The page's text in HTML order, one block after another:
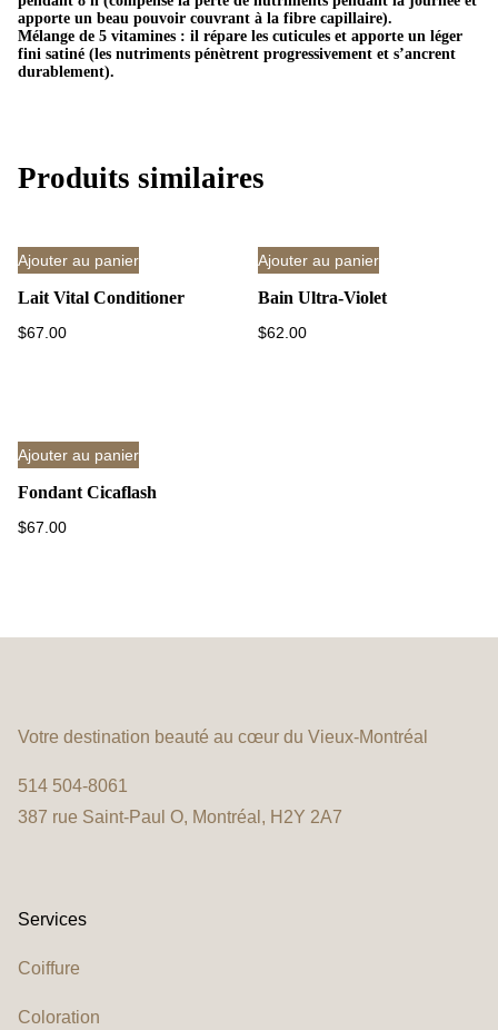
apporte un beau pouvoir couvrant à la fibre capillaire).
Mélange de 5 vitamines : il répare les cuticules et apporte un léger
fini satiné (les nutriments pénètrent progressivement et s’ancrent
durablement).
Produits similaires
Ajouter au panier
Lait Vital Conditioner
$67.00
Ajouter au panier
Bain Ultra-Violet
$62.00
Ajouter au panier
Fondant Cicaflash
$67.00
Votre destination beauté au cœur du Vieux-Montréal
514 504-8061
387 rue Saint-Paul O, Montréal, H2Y 2A7
Services
Coiffure
Coloration